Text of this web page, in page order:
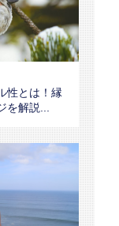
性とは！縁
を解説...